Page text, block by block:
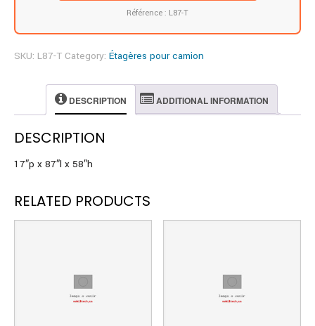
Référence : L87-T
SKU: L87-T Category: Étagères pour camion
DESCRIPTION ADDITIONAL INFORMATION
DESCRIPTION
17″p x 87″l x 58″h
RELATED PRODUCTS